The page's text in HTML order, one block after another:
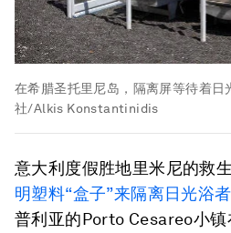
在希腊圣托里尼岛，隔离屏等待着日
社/Alkis Konstantinidis
意大利度假胜地里米尼的救
明塑料“盒子”来隔离日光浴者
普利亚的Porto Cesareo小镇